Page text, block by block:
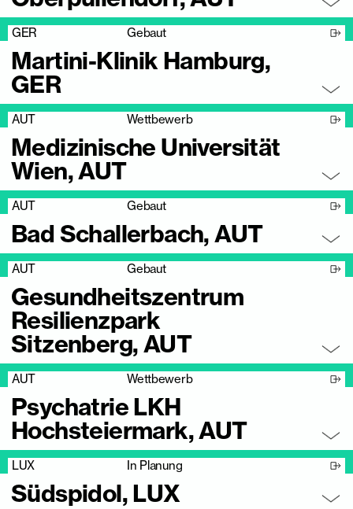
GER Gebaut
Martini-Klinik Hamburg,
GER
AUT Wettbewerb
Medizinische Universität
Wien, AUT
AUT Gebaut
Bad Schallerbach, AUT
AUT Gebaut
Gesundheitszentrum
Resilienzpark
Sitzenberg, AUT
AUT Wettbewerb
Psychatrie LKH
Hochsteiermark, AUT
LUX In Planung
Südspidol, LUX